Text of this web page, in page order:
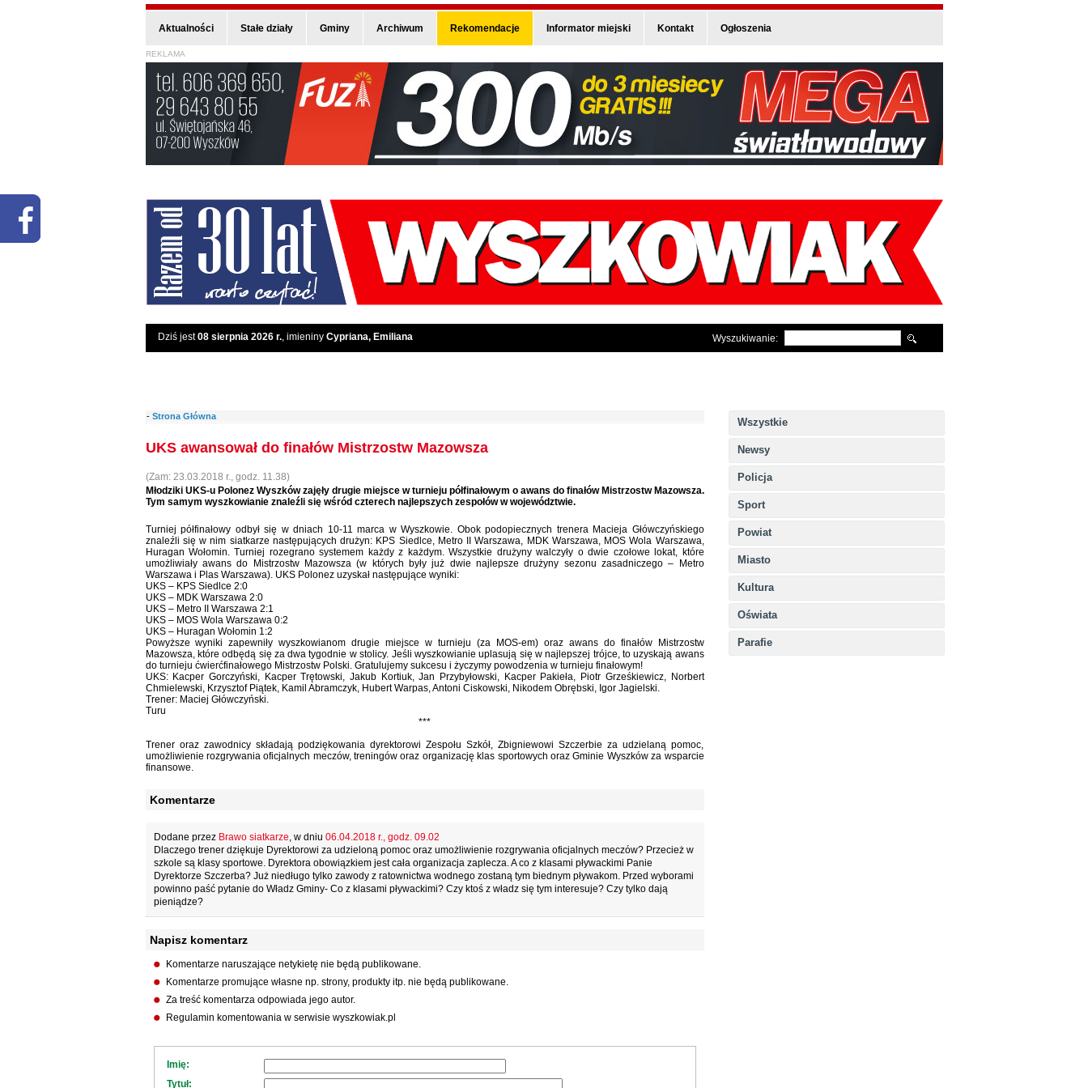
Aktualności Stałe działy Gminy Archiwum Rekomendacje Informator miejski Kontakt Ogłoszenia
REKLAMA
Dziś jest08 sierpnia 2026 r., imieniny Cypriana, Emiliana Wyszukiwanie:
Wszystkie
Newsy
Policja
Sport
Powiat
Miasto
Kultura
Oświata
Parafie
- Strona Główna
UKS awansował do finałów Mistrzostw Mazowsza
(Zam: 23.03.2018 r., godz. 11.38)
Młodziki UKS-u Polonez Wyszków zajęły drugie miejsce w turnieju półfinałowym o awans do finałów Mistrzostw Mazowsza.
Tym samym wyszkowianie znaleźli się wśród czterech najlepszych zespołów w województwie.
Turniej półfinałowy odbył się w dniach 10-11 marca w Wyszkowie. Obok podopiecznych trenera Macieja Główczyńskiego
znaleźli się w nim siatkarze następujących drużyn: KPS Siedlce, Metro II Warszawa, MDK Warszawa, MOS Wola Warszawa,
Huragan Wołomin. Turniej rozegrano systemem każdy z każdym. Wszystkie drużyny walczyły o dwie czołowe lokat, które
umożliwiały awans do Mistrzostw Mazowsza (w których były już dwie najlepsze drużyny sezonu zasadniczego – Metro
Warszawa i Plas Warszawa). UKS Polonez uzyskał następujące wyniki:
UKS – KPS Siedlce 2:0
UKS – MDK Warszawa 2:0
UKS – Metro II Warszawa 2:1
UKS – MOS Wola Warszawa 0:2
UKS – Huragan Wołomin 1:2
Powyższe wyniki zapewniły wyszkowianom drugie miejsce w turnieju (za MOS-em) oraz awans do finałów Mistrzostw
Mazowsza, które odbędą się za dwa tygodnie w stolicy. Jeśli wyszkowianie uplasują się w najlepszej trójce, to uzyskają awans
do turnieju ćwierćfinałowego Mistrzostw Polski. Gratulujemy sukcesu i życzymy powodzenia w turnieju finałowym!
UKS: Kacper Gorczyński, Kacper Trętowski, Jakub Kortiuk, Jan Przybyłowski, Kacper Pakieła, Piotr Grześkiewicz, Norbert
Chmielewski, Krzysztof Piątek, Kamil Abramczyk, Hubert Warpas, Antoni Ciskowski, Nikodem Obrębski, Igor Jagielski.
Trener: Maciej Główczyński.
Turu
***
Trener oraz zawodnicy składają podziękowania dyrektorowi Zespołu Szkół, Zbigniewowi Szczerbie za udzielaną pomoc,
umożliwienie rozgrywania oficjalnych meczów, treningów oraz organizację klas sportowych oraz Gminie Wyszków za wsparcie
finansowe.
Komentarze
Dodane przez Brawo siatkarze, w dniu 06.04.2018 r., godz. 09.02
Dlaczego trener dziękuje Dyrektorowi za udzieloną pomoc oraz umożliwienie rozgrywania oficjalnych meczów? Przecież w
szkole są klasy sportowe. Dyrektora obowiązkiem jest cała organizacja zaplecza. A co z klasami pływackimi Panie
Dyrektorze Szczerba? Już niedługo tylko zawody z ratownictwa wodnego zostaną tym biednym pływakom. Przed wyborami
powinno paść pytanie do Władz Gminy- Co z klasami pływackimi? Czy ktoś z władz się tym interesuje? Czy tylko dają
pieniądze?
Napisz komentarz
Komentarze naruszające netykietę nie będą publikowane.
Komentarze promujące własne np. strony, produkty itp. nie będą publikowane.
Za treść komentarza odpowiada jego autor.
Regulamin komentowania w serwisie wyszkowiak.pl
Imię:
Tytuł: